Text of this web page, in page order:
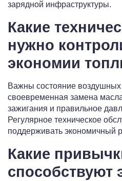
зарядной инфраструктуры.
Какие
нужно
экономии
Важны состояние
своевременная замена
зажигания и правильное
Регулярное техническое
поддерживать экономичный
Какие
способствуют